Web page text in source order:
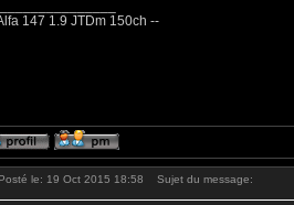
147 1.9 JTDm 150ch --
Posté le: 19 Oct 2015 18:58 Sujet du message: